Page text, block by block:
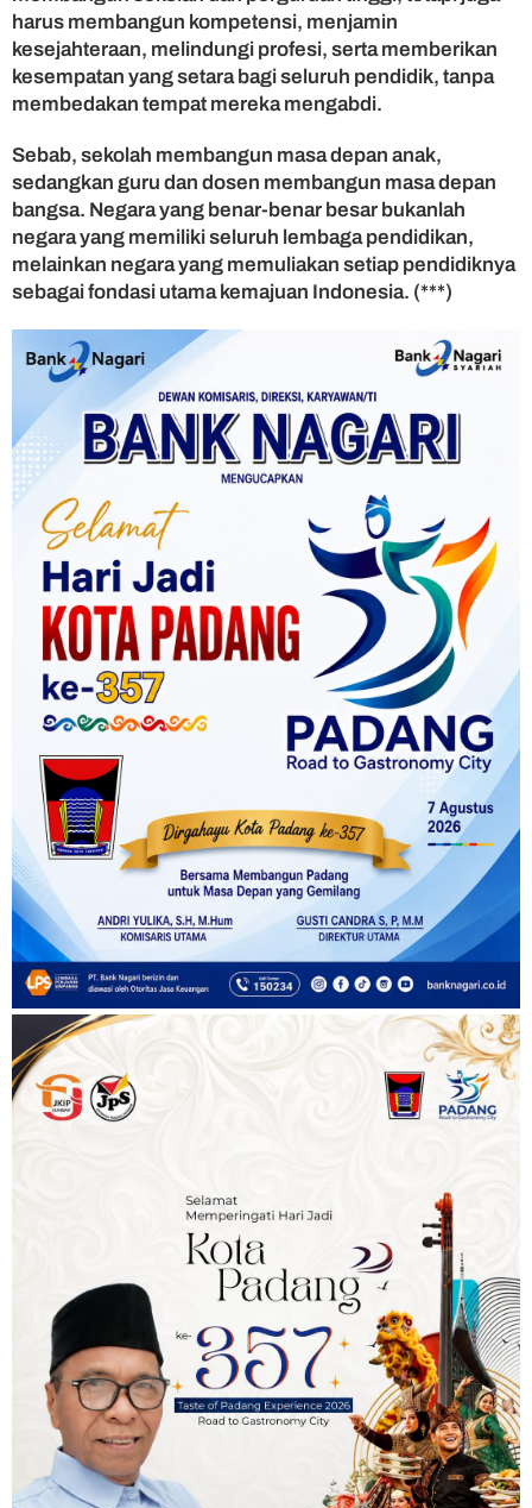
harus membangun kompetensi, menjamin
kesejahteraan, melindungi profesi, serta memberikan
kesempatan yang setara bagi seluruh pendidik, tanpa
membedakan tempat mereka mengabdi.
Sebab, sekolah membangun masa depan anak,
sedangkan guru dan dosen membangun masa depan
bangsa. Negara yang benar-benar besar bukanlah
negara yang memiliki seluruh lembaga pendidikan,
melainkan negara yang memuliakan setiap pendidiknya
sebagai fondasi utama kemajuan Indonesia. (***)